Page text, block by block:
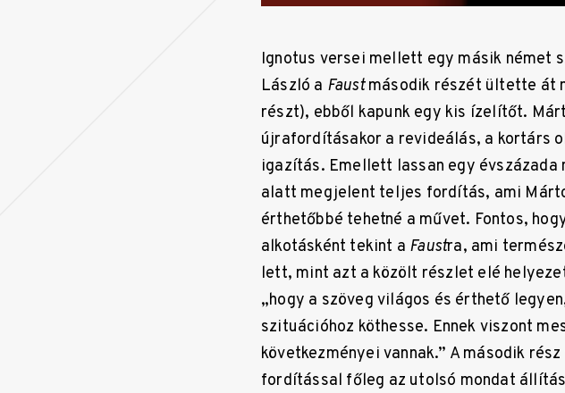
Ignotus versei mellett egy másik német
László a Faustmásodik részét ültette át
részt), ebből kapunk egy kis ízelítőt.
újrafordításakor a revideálás, a kortárs
igazítás. Emellett lassan egy
alatt megjelent teljes fordítás, ami
érthetőbbé tehetné a művet. Fontos,
alkotásként tekint a Faustra, ami
lett, mint azt a közölt részlet elé
„hogy a szöveg világos és érthető
szituációhoz köthesse. Ennek viszont
következményei vannak.” A második
fordítással főleg az utolsó mondat